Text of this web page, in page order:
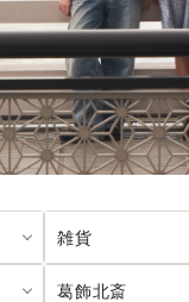
雑貨
葛飾北斎